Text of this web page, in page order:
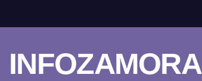
k
INFOZAMORA